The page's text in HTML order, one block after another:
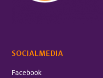
SOCIALMEDIA
Facebook